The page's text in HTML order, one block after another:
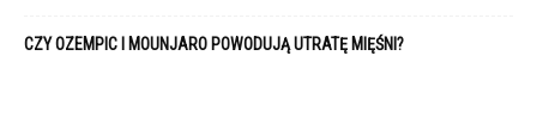
CZY OZEMPIC I MOUNJARO POWODUJĄ UTRATĘ MIĘŚNI?